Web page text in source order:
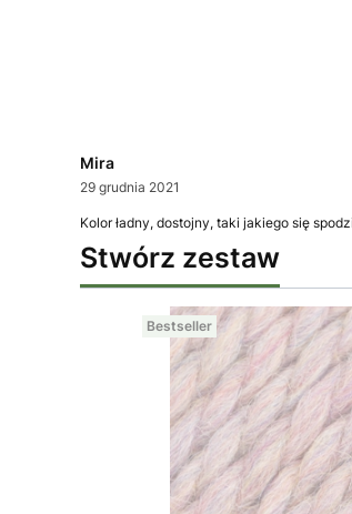
Mira
29 grudnia 2021
Kolor ładny, dostojny, taki jakiego się
Stwórz zestaw
Bestseller